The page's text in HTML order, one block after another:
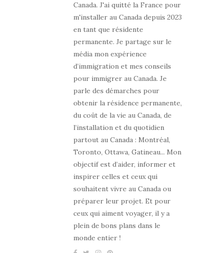
Canada. J'ai quitté la France pour
m'installer au Canada depuis 2023
en tant que résidente
permanente. Je partage sur le
média mon expérience
d’immigration et mes conseils
pour immigrer au Canada. Je
parle des démarches pour
obtenir la résidence permanente,
du coût de la vie au Canada, de
l’installation et du quotidien
partout au Canada : Montréal,
Toronto, Ottawa, Gatineau... Mon
objectif est d’aider, informer et
inspirer celles et ceux qui
souhaitent vivre au Canada ou
préparer leur projet. Et pour
ceux qui aiment voyager, il y a
plein de bons plans dans le
monde entier !